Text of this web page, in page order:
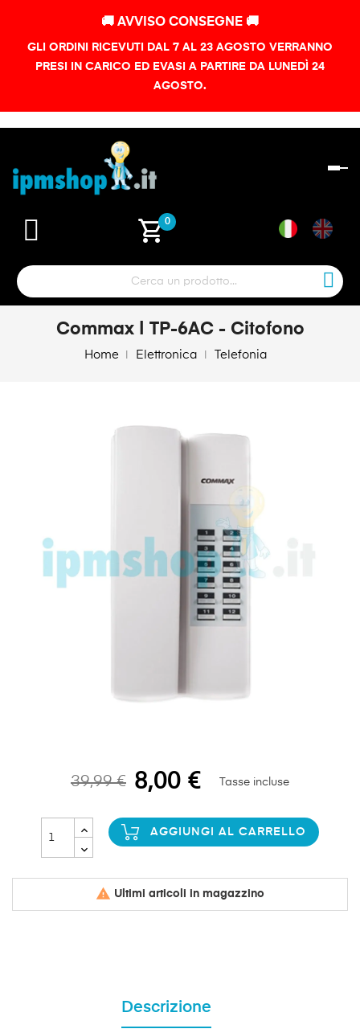
🚚 AVVISO CONSEGNE 🚚
GLI ORDINI RICEVUTI DAL 7 AL 23 AGOSTO VERRANNO
PRESI IN CARICO ED EVASI A PARTIRE DA LUNEDÌ 24
AGOSTO.
shopping_cart0
Commax | TP-6AC - Citofono
Home Elettronica Telefonia
39,99 € 8,00 € Tasse incluse
AGGIUNGI AL CARRELLO
 Ultimi articoli in magazzino
Descrizione